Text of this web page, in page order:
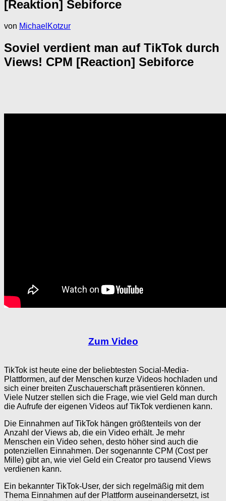
[Reaktion] Sebiforce
von MichaelKotzur
Soviel verdient man auf TikTok durch
Views! CPM [Reaction] Sebiforce
Zum Video
TikTok ist heute eine der beliebtesten Social-Media-
Plattformen, auf der Menschen kurze Videos hochladen und
sich einer breiten Zuschauerschaft präsentieren können.
Viele Nutzer stellen sich die Frage, wie viel Geld man durch
die Aufrufe der eigenen Videos auf TikTok verdienen kann.
Die Einnahmen auf TikTok hängen größtenteils von der
Anzahl der Views ab, die ein Video erhält. Je mehr
Menschen ein Video sehen, desto höher sind auch die
potenziellen Einnahmen. Der sogenannte CPM (Cost per
Mille) gibt an, wie viel Geld ein Creator pro tausend Views
verdienen kann.
Ein bekannter TikTok-User, der sich regelmäßig mit dem
Thema Einnahmen auf der Plattform auseinandersetzt, ist